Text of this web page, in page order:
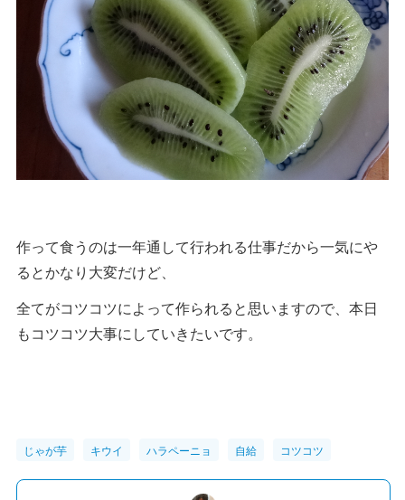
作って食うのは一年通して行われる仕事だから一気にや
るとかなり大変だけど、
全てがコツコツによって作られると思いますので、本日
もコツコツ大事にしていきたいです。
じゃが芋 キウイ ハラペーニョ 自給 コツコツ